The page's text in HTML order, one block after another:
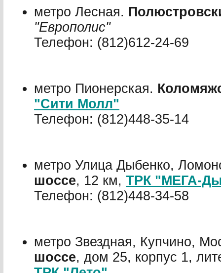
метро Лесная.
"Европолис"
Телефон: (812)612-24-69
метро Пионерская.
"Сити Молл"
Телефон: (812)448-35-14
метро Улица Дыбенко,
шоссе, 12 км, ТРК "МЕГА-
Телефон: (812)448-34-58
метро Звездная, Купчино,
шоссе, дом 25, корпус 1,